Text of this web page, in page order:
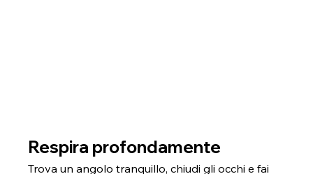
Respira profondamente
Trova un angolo tranquillo, chiudi gli occhi e fai